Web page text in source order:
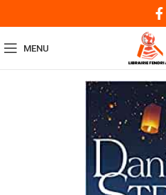
MENU